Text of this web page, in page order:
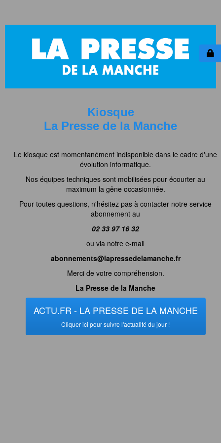
Kiosque
La Presse de la Manche
Le kiosque est momentanément indisponible dans le cadre d'une
évolution informatique.
Nos équipes techniques sont mobilisées pour écourter au
maximum la gêne occasionnée.
Pour toutes questions, n'hésitez pas à contacter notre service
abonnement au
02 33 97 16 32
ou via notre e-mail
abonnements@lapressedelamanche.fr
Merci de votre compréhension.
La Presse de la Manche
ACTU.FR - LA PRESSE DE LA MANCHE
Cliquer ici pour suivre l'actualité du jour !